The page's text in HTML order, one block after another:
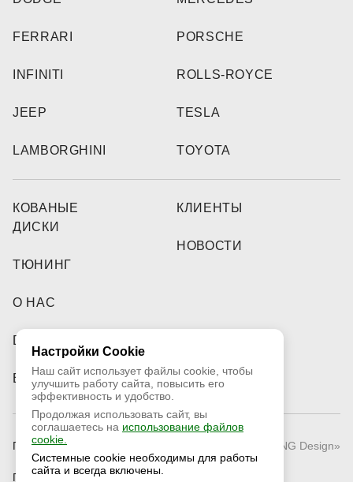
FERRARI
INFINITI
JEEP
LAMBORGHINI
PORSCHE
ROLLS-ROYCE
TESLA
TOYOTA
КОВАНЫЕ
ДИСКИ
ТЮНИНГ
О НАС
DEALERS
ВИДЕО
КЛИЕНТЫ
НОВОСТИ
© 2026 «RNG Design»
Публичная оферта
Политика конфиденциальности
Настройки Cookie
Наш сайт использует файлы cookie, чтобы
улучшить работу сайта, повысить его
эффективность и удобство.
Продолжая использовать сайт, вы
соглашаетесь на использование файлов
cookie.
Системные cookie необходимы для работы
сайта и всегда включены.